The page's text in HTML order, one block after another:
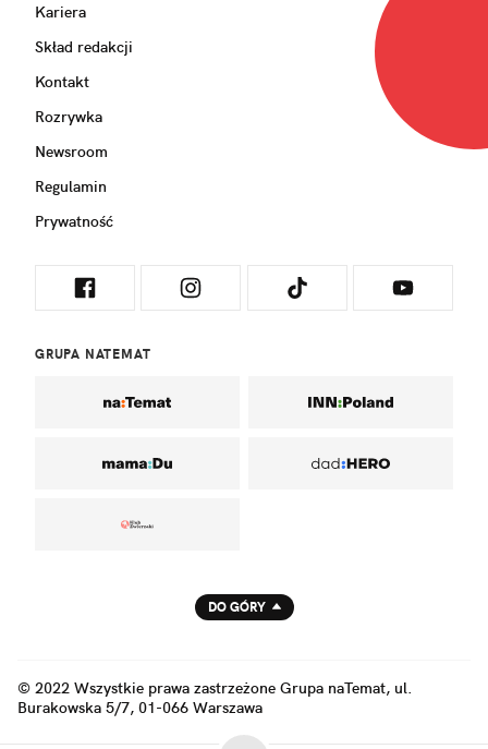
Kariera
Skład redakcji
Kontakt
Rozrywka
Newsroom
Regulamin
Prywatność
GRUPA NATEMAT
DO GÓRY
© 2022 Wszystkie prawa zastrzeżone Grupa naTemat, ul.
Burakowska 5/7, 01-066 Warszawa